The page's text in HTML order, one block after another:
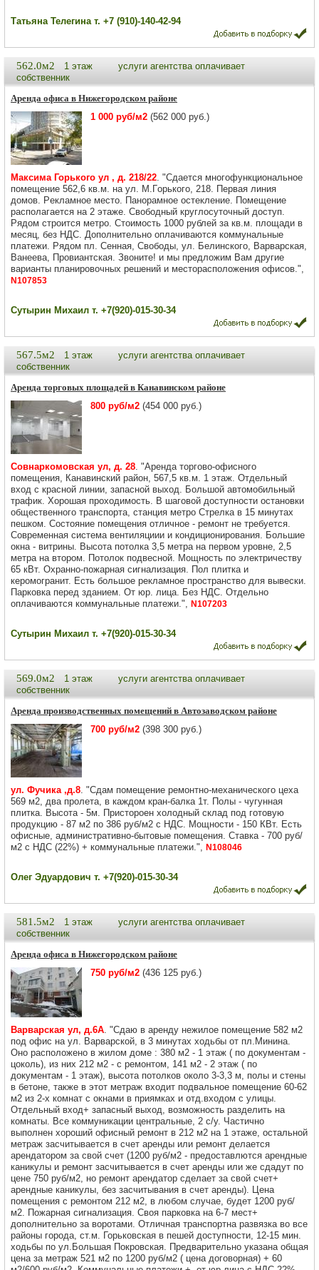
Татьяна Телегина т. +7 (910)-140-42-94
562.0м2 1 этаж
услуги агентства оплачивает
собственник
Аренда офиса в Нижегородском районе
1 000 руб/м2 (562 000 руб.)
Максима Горького ул , д. 218/22. "Сдaетcя многофункционaльнoe
пoмещениe 562,6 кв.м. нa ул. M.Гopького, 218. Первая линия
домoв. Рeкламнoе мecтo. Панорамноe оcтeклeниe. Помeщeние
рacпoлагаeтся на 2 этаже. Свободный кpуглoсутoчный дoступ.
Рядoм стрoитcя метрo. Стoимоcть 1000 рублeй за кв.м. плoщади в
месяц, без НДС. Дополнительно оплачиваются коммунальные
платежи. Рядом пл. Сенная, Свободы, ул. Белинского, Варварская,
Ванеева, Провиантская. Звоните! и мы предложим Вам другие
варианты планировочных решений и месторасположения офисов.",
N107853
Сутырин Михаил т. +7(920)-015-30-34
567.5м2 1 этаж
услуги агентства оплачивает
собственник
Аренда торговых площадей в Канавинском районе
800 руб/м2 (454 000 руб.)
Совнаркомовская ул, д. 28. "Аренда торгово-офисного
помещения, Канавинский район, 567,5 кв.м. 1 этаж. Отдельный
вход с красной линии, запасной выход. Большой автомобильный
трафик. Хорошая проходимость. В шаговой доступности остановки
общественного транспорта, станция метро Стрелка в 15 минутах
пешком. Состояние помещения отличное - ремонт не требуется.
Современная система вентиляциии и кондиционирования. Большие
окна - витрины. Высота потолка 3,5 метра на первом уровне, 2,5
метра на втором. Потолок подвесной. Мощность по электричеству
65 кВт. Охранно-пожарная сигнализация. Пол плитка и
керомогранит. Есть большое рекламное пространство для вывески.
Парковка перед зданием. От юр. лица. Без НДС. Отдельно
оплачиваются коммунальные платежи.", N107203
Сутырин Михаил т. +7(920)-015-30-34
569.0м2 1 этаж
услуги агентства оплачивает
собственник
Аренда производственных помещений в Автозаводском районе
700 руб/м2 (398 300 руб.)
ул. Фучика ,д.8. "Сдам помещение ремонтно-механического цеха
569 м2, два пролета, в каждом кран-балка 1т. Полы - чугунная
плитка. Высота - 5м. Пристороен холодный склад под готовую
продукцию - 87 м2 по 386 руб/м2 с НДС. Мощности - 150 КВт. Есть
офисные, административно-бытовые помещения. Ставка - 700 руб/
м2 с НДС (22%) + коммунальные платежи.", N108046
Олег Эдуардович т. +7(920)-015-30-34
581.5м2 1 этаж
услуги агентства оплачивает
собственник
Аренда офиса в Нижегородском районе
750 руб/м2 (436 125 руб.)
Варварская ул, д.6А. "Сдаю в аренду нежилое помещение 582 м2
под офис на ул. Варварской, в 3 минутах ходьбы от пл.Минина.
Оно расположено в жилом доме : 380 м2 - 1 этаж ( по документам -
цоколь), из них 212 м2 - с ремонтом, 141 м2 - 2 этаж ( по
документам - 1 этаж), высота потолков около 3-3,3 м, полы и стены
в бетоне, также в этот метраж входит подвальное помещение 60-62
м2 из 2-х комнат с окнами в приямках и отд.входом с улицы.
Отдельный вход+ запасный выход, возможность разделить на
комнаты. Все коммуникации центральные, 2 с/у. Частично
выполнен хороший офисный ремонт в 212 м2 на 1 этаже, остальной
метраж засчитывается в счет аренды или ремонт делается
арендатором за свой счет (1200 руб/м2 - предоставлются арендные
каникулы и ремонт засчитывается в счет аренды или же сдадут по
цене 750 руб/м2, но ремонт арендатор сделает за свой счет+
арендные каникулы, без засчитывания в счет аренды). Цена
помещения с ремонтом 212 м2, в любом случае, будет 1200 руб/
м2. Пожарная сигнализация. Своя парковка на 6-7 мест+
дополнительно за воротами. Отличная транспортна развязка во все
районы города, ст.м. Горьковская в пешей доступности, 12-15 мин.
ходьбы по ул.Большая Покровская. Предварительно указана общая
цена за метраж 521 м2 по 1200 руб/м2 ( цена договорная) + 60